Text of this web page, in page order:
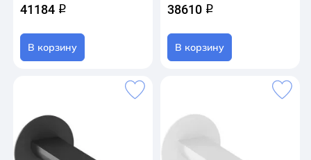
41184 q
В корзину
38610 q
В корзину